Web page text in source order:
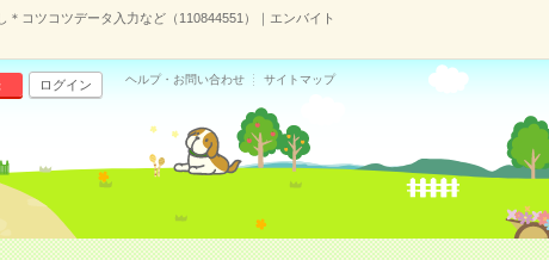
＊コツコツデータ入力など（110844551）｜エンバイト
ログイン ヘルプ・お問い合わせ サイトマップ